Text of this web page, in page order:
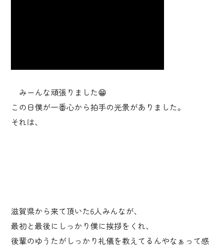
みーんな頑張りました😁
この日僕が一番心から拍手の光景がありました。
それは、
滋賀県から来て頂いた6人みんなが、
最初と最後にしっかり僕に挨拶をくれ、
後輩のゆうたがしっかり礼儀を教えてるんやなぁって感